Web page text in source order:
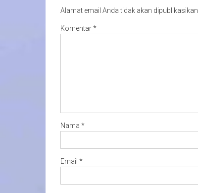
Alamat email Anda tidak akan dipublikasikan.
Komentar*
Nama *
Email *